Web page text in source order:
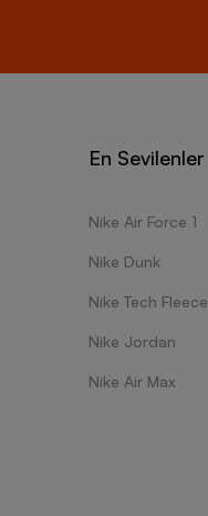
En Sevilenler
Nike Air Force 1
Nike Dunk
Nike Tech Fleece
Nike Jordan
Nike Air Max